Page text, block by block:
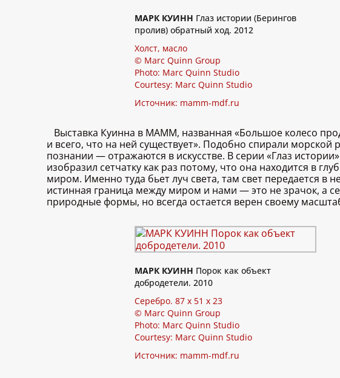
МАРК КУИНН Глаз истории (Берингов
пролив) обратный ход. 2012
Холст, масло
© Marc Quinn Group
Photo: Marc Quinn Studio
Courtesy: Marc Quinn Studio
Источник: mamm-mdf.ru
Выставка Куинна в МАММ, названная «Большое колесо
и всего, что на ней существует». Подобно спирали
познании — отражаются в искусстве. В серии «Глаз
изобразил сетчатку как раз потому, что она находится в
миром. Именно туда бьет луч света, там свет передается в
истинная граница между миром и нами — это не зрачок, а
природные формы, но всегда остается верен своему
МАРК КУИНН Порок как объект
добродетели. 2010
Серебро. 87 x 51 x 23
© Marc Quinn Group
Photo: Marc Quinn Studio
Courtesy: Marc Quinn Studio
Источник: mamm-mdf.ru